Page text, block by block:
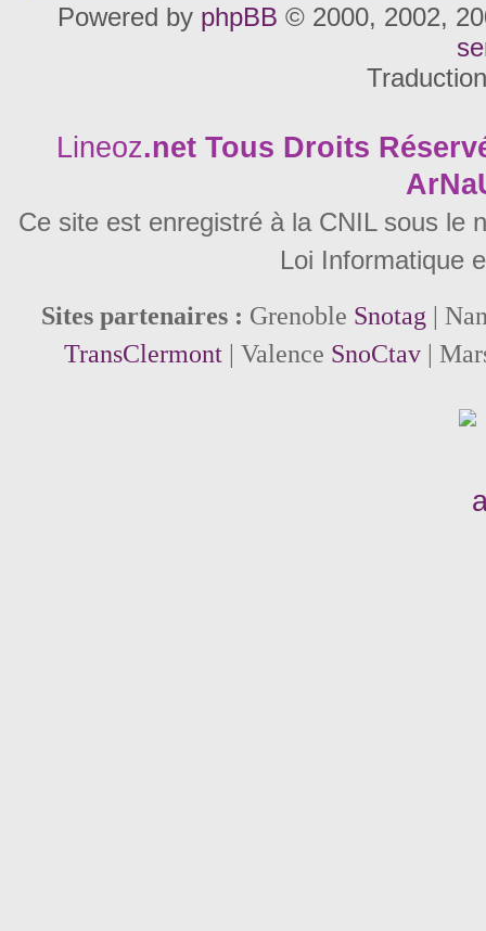
Powered by phpBB © 2000, 2002,
Lineoz.net Tous Droits
Ce site est enregistré à la CNIL sous le
Loi Informatique
Sites partenaires : Grenoble Snotag |
TransClermont| Valence SnoCtav|